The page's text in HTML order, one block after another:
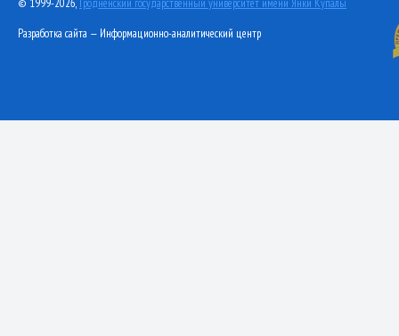
© 1999-2026, Гродненский государственный университет имени Янки Купалы
Разработка сайта — Информационно-аналитический центр